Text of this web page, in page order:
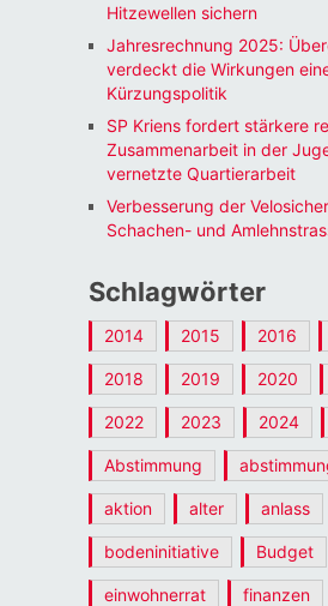
Hitzewellen sichern
Jahresrechnung 2025:
verdeckt die Wirkungen
Kürzungspolitik
SP Kriens fordert stärkere
Zusammenarbeit in der
vernetzte Quartierarbeit
Verbesserung der
Schachen- und
Schlagwörter
2014 2015 2016
2018 2019 2020
2022 2023 2024
Abstimmung
aktion alter anlass
bodeninitiative Budget
einwohnerrat finanzen